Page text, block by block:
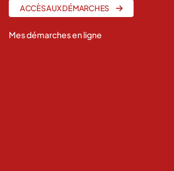
ACCÈS AUX DÉMARCHES
Mes démarches en ligne